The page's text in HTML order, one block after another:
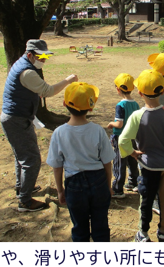
、滑りやすい所に